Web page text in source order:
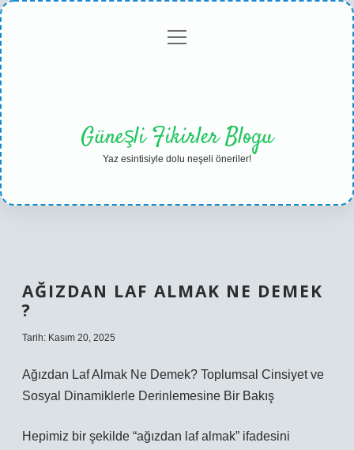
Gizlilikmenüyü
Güneşli Fikirler Blogu
Yaz esintisiyle dolu neşeli öneriler!
AĞIZDAN LAF ALMAK NE DEMEK
?
Tarih: Kasım 20, 2025
Ağızdan Laf Almak Ne Demek? Toplumsal Cinsiyet ve
Sosyal Dinamiklerle Derinlemesine Bir Bakış
Hepimiz bir şekilde “ağızdan laf almak” ifadesini